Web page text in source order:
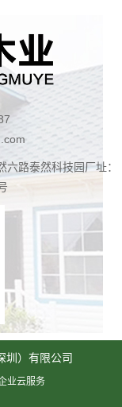
路泰然科技园厂址：
圳）有限公司
业云服务